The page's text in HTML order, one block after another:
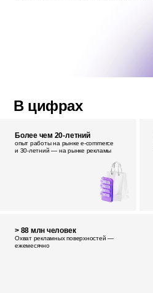
В цифрах
Более чем 20-летний
опыт работы на рынке e‑commerce
и 30‑летний — на рынке рекламы
> 88 млн человек
Охват рекламных поверхностей —
ежемесячно